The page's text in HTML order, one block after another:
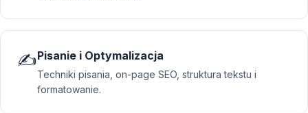
✍️Pisanie i Optymalizacja
Techniki pisania, on-page SEO, struktura tekstu i
formatowanie.